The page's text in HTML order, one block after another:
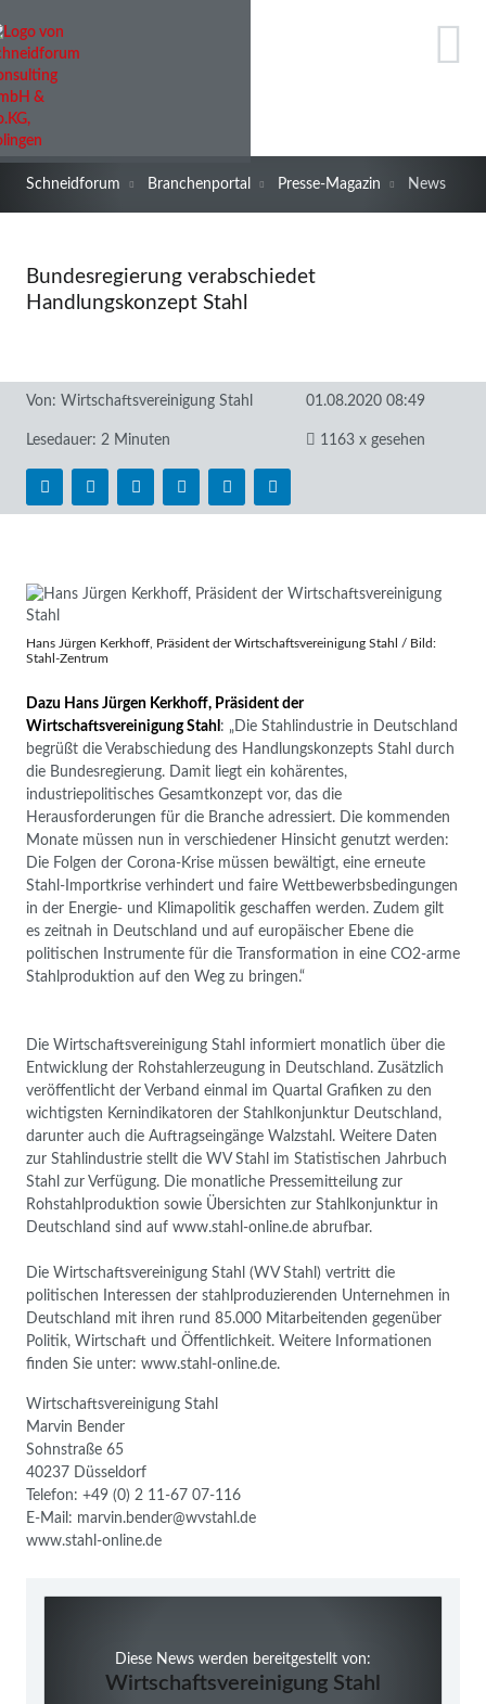
Schneidforum Branchenportal Presse-Magazin News
Bundesregierung verabschiedet
Handlungskonzept Stahl
Von: Wirtschaftsvereinigung Stahl 01.08.2020 08:49
Lesedauer: 2 Minuten 1163 x gesehen
Hans Jürgen Kerkhoff, Präsident der Wirtschaftsvereinigung Stahl / Bild:
Stahl-Zentrum
Dazu Hans Jürgen Kerkhoff, Präsident der
Wirtschaftsvereinigung Stahl : „Die Stahlindustrie in Deutschland
begrüßt die Verabschiedung des Handlungskonzepts Stahl durch
die Bundesregierung. Damit liegt ein kohärentes,
industriepolitisches Gesamtkonzept vor, das die
Herausforderungen für die Branche adressiert. Die kommenden
Monate müssen nun in verschiedener Hinsicht genutzt werden:
Die Folgen der Corona-Krise müssen bewältigt, eine erneute
Stahl-Importkrise verhindert und faire Wettbewerbsbedingungen
in der Energie- und Klimapolitik geschaffen werden. Zudem gilt
es zeitnah in Deutschland und auf europäischer Ebene die
politischen Instrumente für die Transformation in eine CO2-arme
Stahlproduktion auf den Weg zu bringen.“
Die Wirtschaftsvereinigung Stahl informiert monatlich über die
Entwicklung der Rohstahl­erzeugung in Deutschland. Zusätzlich
veröffentlicht der Verband einmal im Quartal Grafiken zu den
wichtigsten Kernindikatoren der Stahlkonjunktur Deutschland,
darunter auch die Auftragseingänge Walzstahl. Weitere Daten
zur Stahlindustrie stellt die WV Stahl im Statistischen Jahrbuch
Stahl zur Verfügung. Die monatliche Pressemitteilung zur
Rohstahlproduktion sowie Übersichten zur Stahlkonjunktur in
Deutschland sind auf www.stahl-online.de abrufbar.
Die Wirtschaftsvereinigung Stahl (WV Stahl) vertritt die
politischen Interessen der stahlproduzierenden Unternehmen in
Deutschland mit ihren rund 85.000 Mitarbeitenden gegenüber
Politik, Wirtschaft und Öffentlichkeit. Weitere Informationen
finden Sie unter: www.stahl-online.de.
Wirtschaftsvereinigung Stahl
Marvin Bender
Sohnstraße 65
40237 Düsseldorf
Telefon: +49 (0) 2 11-67 07-116
E-Mail: marvin.bender@wvstahl.de
www.stahl-online.de
Diese News werden bereitgestellt von:
Wirtschaftsvereinigung Stahl